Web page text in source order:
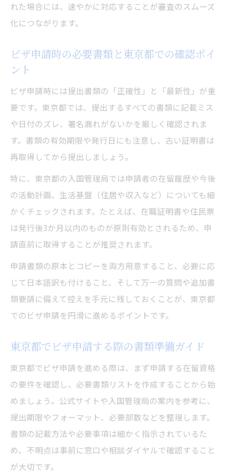
れた場合には、速やかに対応することが審査のスムーズ
化につながります。
ビザ申請時の必要書類と東京都での確認ポイ
ント
ビザ申請時には提出書類の「正確性」と「最新性」が重
要です。東京都では、提出するすべての書類に記載ミス
や日付のズレ、署名漏れがないかを厳しく確認されま
す。書類の有効期限や発行日にも注意し、古い証明書は
再取得してから提出しましょう。
特に、東京都の入国管理局では申請者の在留履歴や今後
の活動計画、生活基盤（住居や収入など）についても細
かくチェックされます。たとえば、在職証明書や住民票
は発行後3か月以内のものが原則有効とされるため、申
請直前に取得することが推奨されます。
申請書類の原本とコピーを両方用意すること、必要に応
じて日本語訳も付けること、そして万一の質問や追加書
類要請に備えて控えを手元に残しておくことが、東京都
でのビザ申請を円滑に進めるポイントです。
東京都でビザ申請する際の書類準備ガイド
東京都でビザ申請を進める際は、まず申請する在留資格
の要件を確認し、必要書類リストを作成することから始
めましょう。公式サイトや入国管理局の案内を参考に、
提出期限やフォーマット、必要部数などを整理します。
書類の記載方法や必要事項は細かく指示されているた
め、不明点は事前に窓口や相談ダイヤルで確認すること
が大切です。